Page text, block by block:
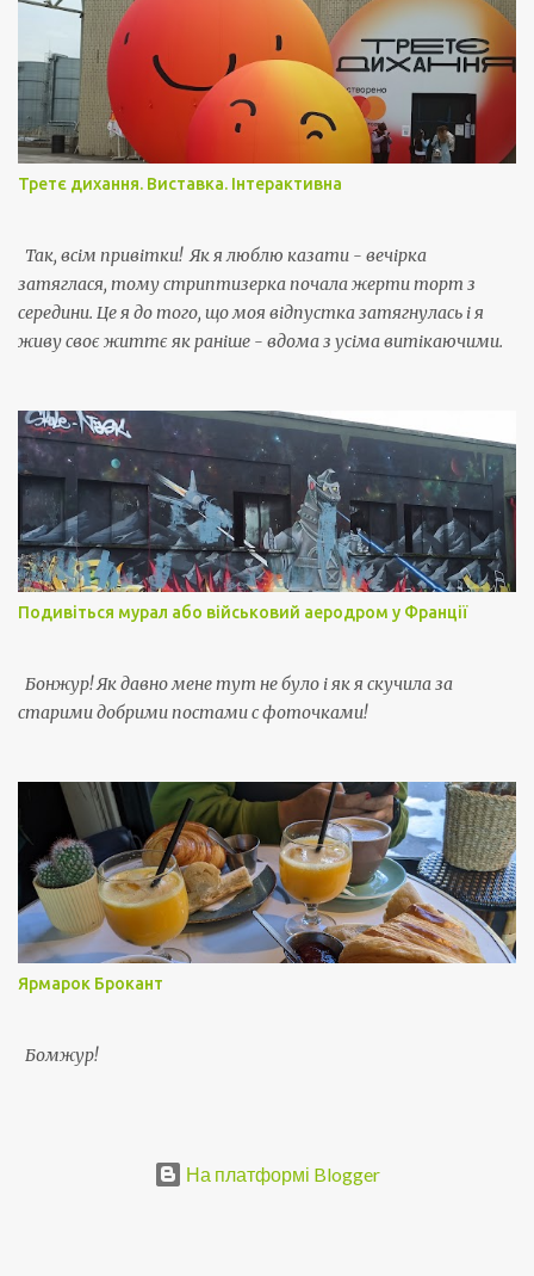
Третє дихання. Виставка. Інтерактивна
Так, всім привітки! Як я люблю казати - вечірка
затяглася, тому стриптизерка почала жерти торт з
середини. Це я до того, що моя відпустка затягнулась і я
живу своє життє як раніше - вдома з усіма витікаючими.
Подивіться мурал або військовий аеродром у Франції
Бонжур! Як давно мене тут не було і як я скучила за
старими добрими постами с фоточками!
Ярмарок Брокант
Бомжур!
На платформі Blogger